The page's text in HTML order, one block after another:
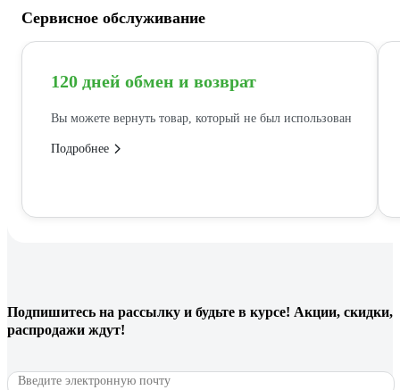
Сервисное обслуживание
120 дней обмен и возврат
Вы можете вернуть товар, который не был использован
Подробнее
Подпишитесь на рассылку и будьте в курсе! Акции, скидки,
распродажи ждут!